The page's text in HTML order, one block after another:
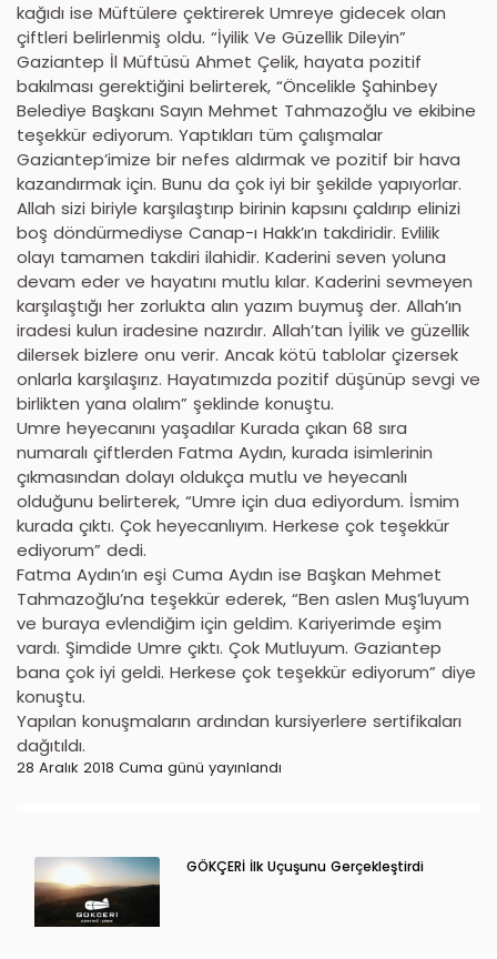
kağıdı ise Müftülere çektirerek Umreye gidecek olan
çiftleri belirlenmiş oldu. “İyilik Ve Güzellik Dileyin”
Gaziantep İl Müftüsü Ahmet Çelik, hayata pozitif
bakılması gerektiğini belirterek, “Öncelikle Şahinbey
Belediye Başkanı Sayın Mehmet Tahmazoğlu ve ekibine
teşekkür ediyorum. Yaptıkları tüm çalışmalar
Gaziantep’imize bir nefes aldırmak ve pozitif bir hava
kazandırmak için. Bunu da çok iyi bir şekilde yapıyorlar.
Allah sizi biriyle karşılaştırıp birinin kapsını çaldırıp elinizi
boş döndürmediyse Canap-ı Hakk’ın takdiridir. Evlilik
olayı tamamen takdiri ilahidir. Kaderini seven yoluna
devam eder ve hayatını mutlu kılar. Kaderini sevmeyen
karşılaştığı her zorlukta alın yazım buymuş der. Allah’ın
iradesi kulun iradesine nazırdır. Allah’tan İyilik ve güzellik
dilersek bizlere onu verir. Ancak kötü tablolar çizersek
onlarla karşılaşırız. Hayatımızda pozitif düşünüp sevgi ve
birlikten yana olalım” şeklinde konuştu.
Umre heyecanını yaşadılar Kurada çıkan 68 sıra
numaralı çiftlerden Fatma Aydın, kurada isimlerinin
çıkmasından dolayı oldukça mutlu ve heyecanlı
olduğunu belirterek, “Umre için dua ediyordum. İsmim
kurada çıktı. Çok heyecanlıyım. Herkese çok teşekkür
ediyorum” dedi.
Fatma Aydın’ın eşi Cuma Aydın ise Başkan Mehmet
Tahmazoğlu’na teşekkür ederek, “Ben aslen Muş’luyum
ve buraya evlendiğim için geldim. Kariyerimde eşim
vardı. Şimdide Umre çıktı. Çok Mutluyum. Gaziantep
bana çok iyi geldi. Herkese çok teşekkür ediyorum” diye
konuştu.
Yapılan konuşmaların ardından kursiyerlere sertifikaları
dağıtıldı.
28 Aralık 2018 Cuma günü yayınlandı
GÖKÇERİ İlk Uçuşunu Gerçekleştirdi